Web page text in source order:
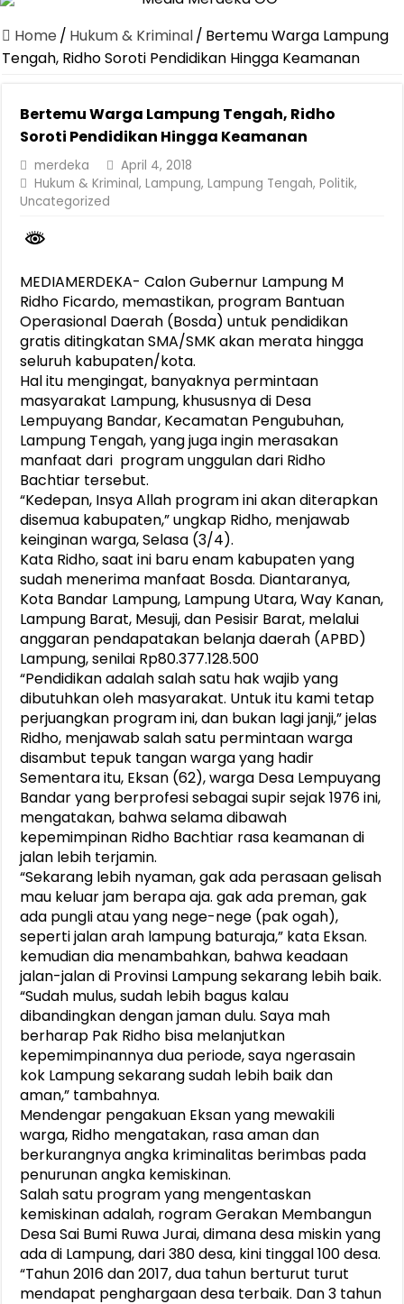
Jasa Raharja Serahkan Santunan kepada Ahli Waris Korban
Canangkan Desa TAPIS dan Luncurkan Sekolah Lansia di
Pemprov Lampung Perkuat Pembangunan Rumah Layak Huni
Dirut Jasa Raharja Dampingi Wamenhub Tinjau Penanganan
Pastikan Pelayanan Maksimal, Direksi Jasa Raharja Tinjau Korban
Dirut Jasa Raharja Dampingi Wamenhub Tinjau Penanganan
Jasa Raharja Jamin Seluruh Korban Kebakaran KM Mutiara
Home / Hukum & Kriminal/ Bertemu Warga Lampung
Tengah, Ridho Soroti Pendidikan Hingga Keamanan
Bertemu Warga Lampung Tengah, Ridho
Soroti Pendidikan Hingga Keamanan
merdeka
April 4, 2018
Hukum & Kriminal,Lampung,Lampung Tengah,Politik,
Uncategorized
MEDIAMERDEKA- Calon Gubernur Lampung M
Ridho Ficardo, memastikan, program Bantuan
Operasional Daerah (Bosda) untuk pendidikan
gratis ditingkatan SMA/SMK akan merata hingga
seluruh kabupaten/kota.
Hal itu mengingat, banyaknya permintaan
masyarakat Lampung, khususnya di Desa
Lempuyang Bandar, Kecamatan Pengubuhan,
Lampung Tengah, yang juga ingin merasakan
manfaat dari program unggulan dari Ridho
Bachtiar tersebut.
“Kedepan, Insya Allah program ini akan diterapkan
disemua kabupaten,” ungkap Ridho, menjawab
keinginan warga, Selasa (3/4).
Kata Ridho, saat ini baru enam kabupaten yang
sudah menerima manfaat Bosda. Diantaranya,
Kota Bandar Lampung, Lampung Utara, Way Kanan,
Lampung Barat, Mesuji, dan Pesisir Barat, melalui
anggaran pendapatakan belanja daerah (APBD)
Lampung, senilai Rp80.377.128.500
“Pendidikan adalah salah satu hak wajib yang
dibutuhkan oleh masyarakat. Untuk itu kami tetap
perjuangkan program ini, dan bukan lagi janji,” jelas
Ridho, menjawab salah satu permintaan warga
disambut tepuk tangan warga yang hadir
Sementara itu, Eksan (62), warga Desa Lempuyang
Bandar yang berprofesi sebagai supir sejak 1976 ini,
mengatakan, bahwa selama dibawah
kepemimpinan Ridho Bachtiar rasa keamanan di
jalan lebih terjamin.
“Sekarang lebih nyaman, gak ada perasaan gelisah
mau keluar jam berapa aja. gak ada preman, gak
ada pungli atau yang nege-nege (pak ogah),
seperti jalan arah lampung baturaja,” kata Eksan.
kemudian dia menambahkan, bahwa keadaan
jalan-jalan di Provinsi Lampung sekarang lebih baik.
“Sudah mulus, sudah lebih bagus kalau
dibandingkan dengan jaman dulu. Saya mah
berharap Pak Ridho bisa melanjutkan
kepemimpinannya dua periode, saya ngerasain
kok Lampung sekarang sudah lebih baik dan
aman,” tambahnya.
Mendengar pengakuan Eksan yang mewakili
warga, Ridho mengatakan, rasa aman dan
berkurangnya angka kriminalitas berimbas pada
penurunan angka kemiskinan.
Salah satu program yang mengentaskan
kemiskinan adalah, rogram Gerakan Membangun
Desa Sai Bumi Ruwa Jurai, dimana desa miskin yang
ada di Lampung, dari 380 desa, kini tinggal 100 desa.
“Tahun 2016 dan 2017, dua tahun berturut turut
mendapat penghargaan desa terbaik. Dan 3 tahun